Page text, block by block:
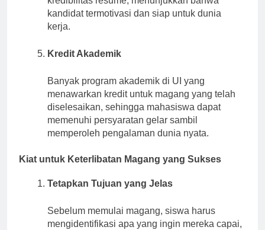
kandidat termotivasi dan siap untuk dunia
kerja.
Kredit Akademik
Banyak program akademik di UI yang
menawarkan kredit untuk magang yang telah
diselesaikan, sehingga mahasiswa dapat
memenuhi persyaratan gelar sambil
memperoleh pengalaman dunia nyata.
Kiat untuk Keterlibatan Magang yang Sukses
Tetapkan Tujuan yang Jelas
Sebelum memulai magang, siswa harus
mengidentifikasi apa yang ingin mereka capai,